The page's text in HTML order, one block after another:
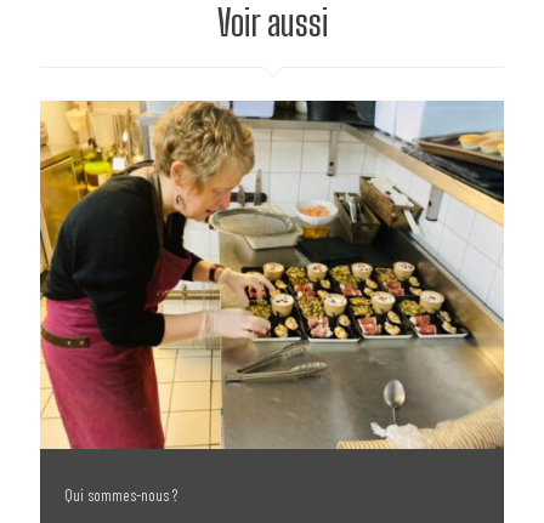
Voir aussi
Qui sommes-nous ?